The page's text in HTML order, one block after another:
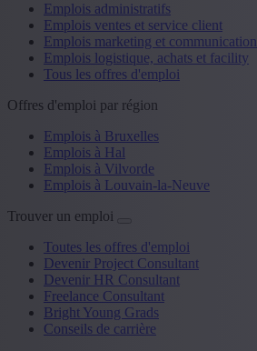
Emplois administratifs
Emplois ventes et service client
Emplois marketing et communication
Emplois logistique, achats et facility
Tous les offres d'emploi
Offres d'emploi par région
Emplois à Bruxelles
Emplois à Hal
Emplois à Vilvorde
Emplois à Louvain-la-Neuve
Trouver un emploi
Toutes les offres d'emploi
Devenir Project Consultant
Devenir HR Consultant
Freelance Consultant
Bright Young Grads
Conseils de carrière